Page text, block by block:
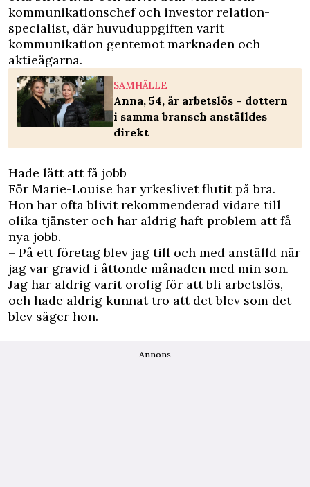
kommunikationschef och investor relation-
specialist, där huvuduppgiften varit
kommunikation gentemot marknaden och
aktieägarna.
SAMHÄLLE
Anna, 54, är arbetslös – dottern
i samma bransch anställdes
direkt
Hade lätt att få jobb
För Marie-Louise har yrkeslivet flutit på bra.
Hon har ofta blivit rekommenderad vidare till
olika tjänster och har aldrig haft problem att få
nya jobb.
– På ett företag blev jag till och med anställd när
jag var gravid i åttonde månaden med min son.
Jag har aldrig varit orolig för att bli arbetslös,
och hade aldrig kunnat tro att det blev som det
blev säger hon.
Annons